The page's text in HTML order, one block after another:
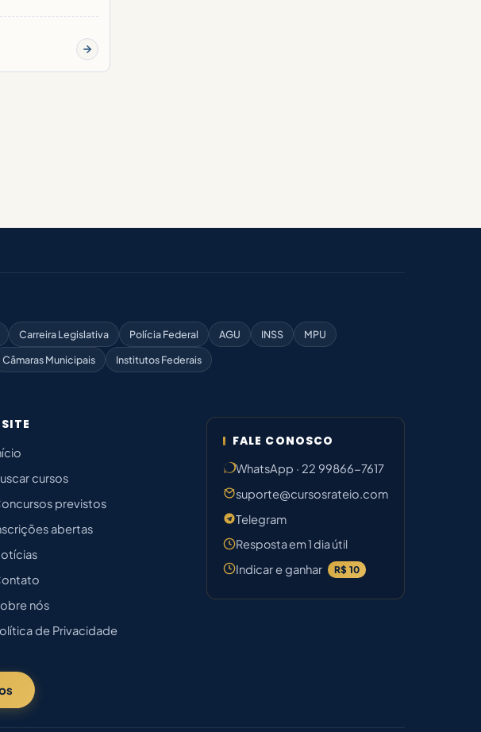
Carreira Legislativa Polícia Federal AGU INSS
MPU
Câmaras Municipais Institutos Federais
SITE
cursos
previstos
abertas
nós
de Privacidade
FALE CONOSCO
WhatsApp · 22 99866-7617
suporte@cursosrateio.com
Telegram
Resposta em 1 dia útil
Indicar e ganhar
R$ 10